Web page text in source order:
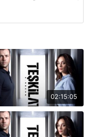
02:15:05